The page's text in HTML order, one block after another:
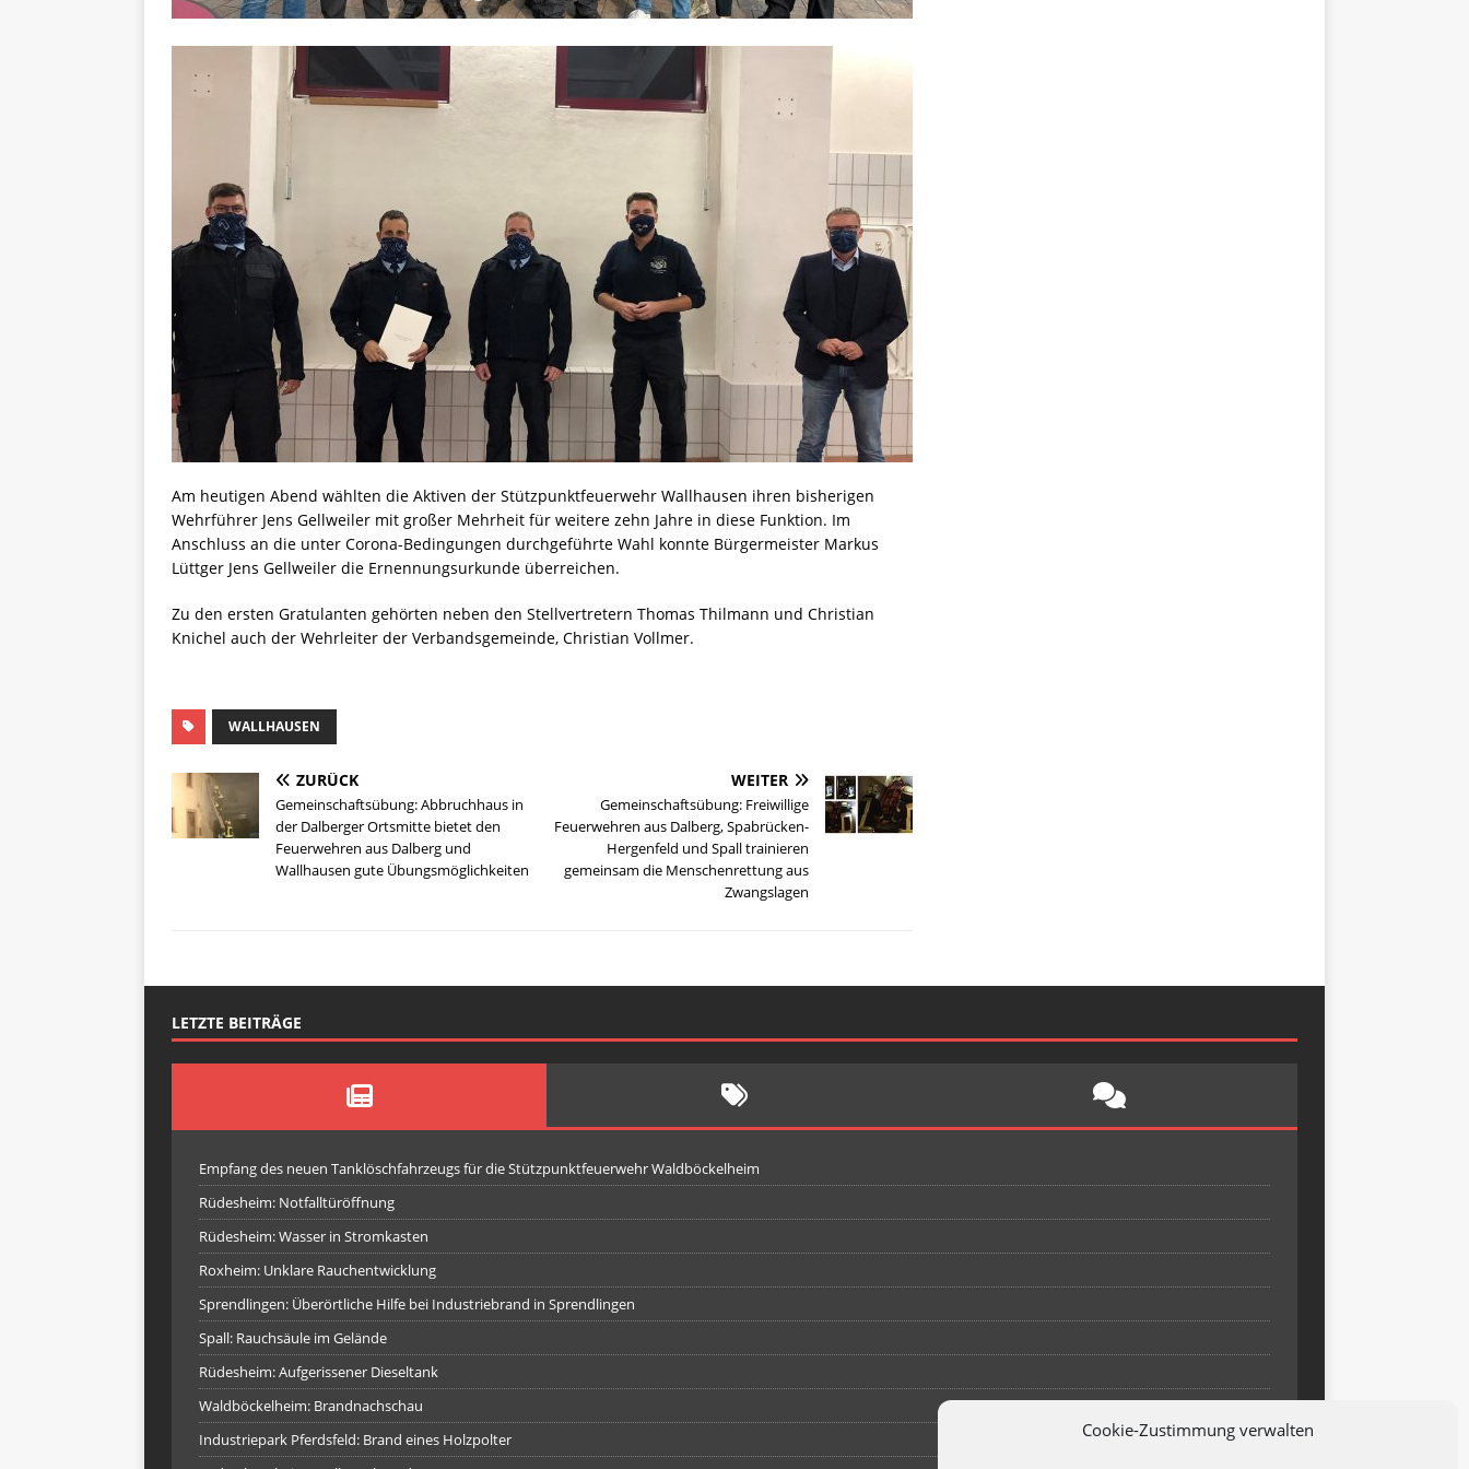
Cookie-Zustimmung verwalten
Am heutigen Abend wählten die Aktiven der Stützpunktfeuerwehr Wallhausen ihren bisherigen
Wehrführer Jens Gellweiler mit großer Mehrheit für weitere zehn Jahre in diese Funktion. Im
Anschluss an die unter Corona-Bedingungen durchgeführte Wahl konnte Bürgermeister Markus
Lüttger Jens Gellweiler die Ernennungsurkunde überreichen.
Zu den ersten Gratulanten gehörten neben den Stellvertretern Thomas Thilmann und Christian
Knichel auch der Wehrleiter der Verbandsgemeinde, Christian Vollmer.
WALLHAUSEN
ZURÜCK
Gemeinschaftsübung: Abbruchhaus in
der Dalberger Ortsmitte bietet den
Feuerwehren aus Dalberg und
Wallhausen gute Übungsmöglichkeiten
WEITER
Gemeinschaftsübung: Freiwillige
Feuerwehren aus Dalberg, Spabrücken-
Hergenfeld und Spall trainieren
gemeinsam die Menschenrettung aus
Zwangslagen
LETZTE BEITRÄGE
Empfang des neuen Tanklöschfahrzeugs für die Stützpunktfeuerwehr Waldböckelheim
Rüdesheim: Notfalltüröffnung
Rüdesheim: Wasser in Stromkasten
Roxheim: Unklare Rauchentwicklung
Sprendlingen: Überörtliche Hilfe bei Industriebrand in Sprendlingen
Spall: Rauchsäule im Gelände
Rüdesheim: Aufgerissener Dieseltank
Waldböckelheim: Brandnachschau
Industriepark Pferdsfeld: Brand eines Holzpolter